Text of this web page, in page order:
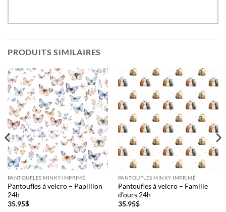
PRODUITS SIMILAIRES
PANTOUFLES MINKY IMPRIMÉ
Pantoufles à velcro – Papillion
24h
35.95$
PANTOUFLES MINKY IMPRIMÉ
Pantoufles à velcro – Famille
d’ours 24h
35.95$